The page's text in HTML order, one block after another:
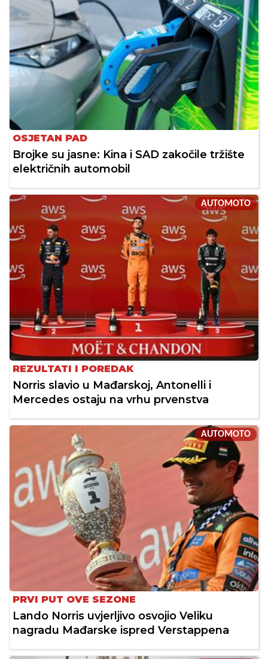
OSJETAN PAD
Brojke su jasne: Kina i SAD zakočile tržište
električnih automobil
AUTOMOTO
REZULTATI I POREDAK
Norris slavio u Mađarskoj, Antonelli i
Mercedes ostaju na vrhu prvenstva
AUTOMOTO
PRVI PUT OVE SEZONE
Lando Norris uvjerljivo osvojio Veliku
nagradu Mađarske ispred Verstappena